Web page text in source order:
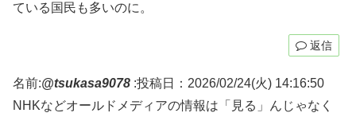
ている国民も多いのに。
返信
名前:@tsukasa9078 :投稿日：2026/02/24(火) 14:16:50
NHKなどオールドメディアの情報は「見る」んじゃなく